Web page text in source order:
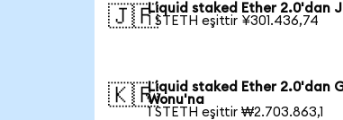
🇯🇵Liquid staked Ether 2.0'dan
1 STETH eşittir ¥301.436,74
🇰🇷Liquid staked Ether 2.0'dan
Wonu'na
1 STETH eşittir ₩2.703.863,1